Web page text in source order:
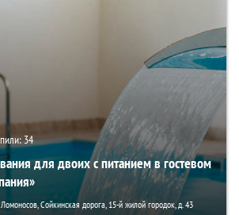
34
для двоих с питанием в гостевом
Сойкинская дорога, 15-й жилой городок, д. 43